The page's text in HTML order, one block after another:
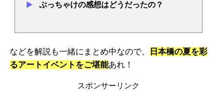
ぶっちゃけの感想はどうだったの？
などを解説も一緒にまとめ中なので、
日本橋の夏を彩
るアートイベントをご堪能あれ！
スポンサーリンク